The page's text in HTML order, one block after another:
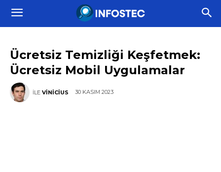
Ücretsiz Temizliği Keşfetmek:
Ücretsiz Mobil Uygulamalar
İLE VINICIUS 30 KASIM 2023